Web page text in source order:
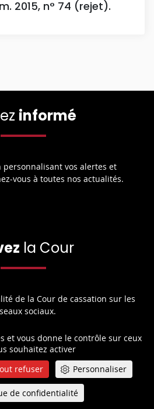
et vous donne le contrôle sur ceux
souhaitez activer
refuser Personnaliser
de confidentialité
2015, n° 74 (rejet).
informé
personnalisant vos alertes et
vous à toutes nos actualités.
la Cour
de la Cour de cassation sur les
sociaux.
Share
on
Youtube
Share
on
LinkedIn
on
on